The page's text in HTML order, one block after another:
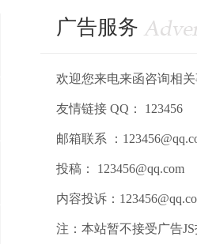
广告服务
欢迎您来电来函咨询相
友情链接 QQ： 123456
邮箱联系 ：
投稿： 123456@qq.com
内容投诉：
注：本站暂不接受广告